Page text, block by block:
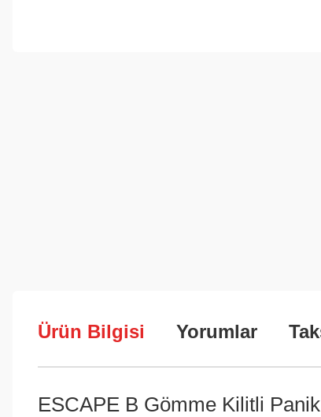
Ürün Bilgisi Yorumlar
ESCAPE B Gömme Kilitli